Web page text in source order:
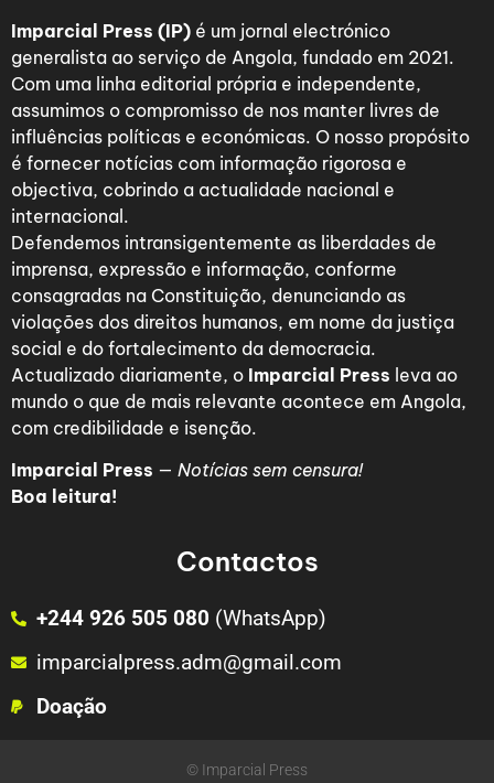
Imparcial Press (IP) é um jornal electrónico
generalista ao serviço de Angola, fundado em 2021.
Com uma linha editorial própria e independente,
assumimos o compromisso de nos manter livres de
influências políticas e económicas. O nosso propósito
é fornecer notícias com informação rigorosa e
objectiva, cobrindo a actualidade nacional e
internacional.
Defendemos intransigentemente as liberdades de
imprensa, expressão e informação, conforme
consagradas na Constituição, denunciando as
violações dos direitos humanos, em nome da justiça
social e do fortalecimento da democracia.
Actualizado diariamente, o Imparcial Press leva ao
mundo o que de mais relevante acontece em Angola,
com credibilidade e isenção.
Imparcial Press — Notícias sem censura!
Boa leitura!
Contactos
+244 926 505 080 (WhatsApp)
imparcialpress.adm@gmail.com
Doação
© Imparcial Press